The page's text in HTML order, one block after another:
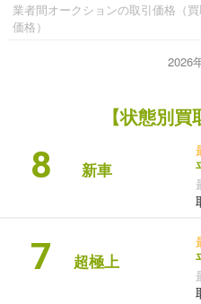
業者間オークションの取引価格（
価格）
2026
【状態別買
8 新車
7 超極上